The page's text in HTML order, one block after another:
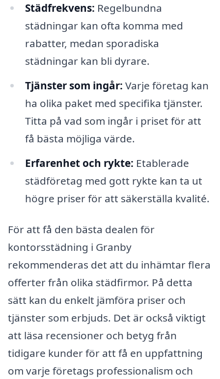
Städfrekvens: Regelbundna
städningar kan ofta komma med
rabatter, medan sporadiska
städningar kan bli dyrare.
Tjänster som ingår: Varje företag kan
ha olika paket med specifika tjänster.
Titta på vad som ingår i priset för att
få bästa möjliga värde.
Erfarenhet och rykte: Etablerade
städföretag med gott rykte kan ta ut
högre priser för att säkerställa kvalité.
För att få den bästa dealen för
kontorsstädning i Granby
rekommenderas det att du inhämtar flera
offerter från olika städfirmor. På detta
sätt kan du enkelt jämföra priser och
tjänster som erbjuds. Det är också viktigt
att läsa recensioner och betyg från
tidigare kunder för att få en uppfattning
om varje företags professionalism och